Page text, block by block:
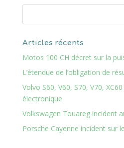
Articles récents
Motos 100 CH décret sur la
L’étendue de l’obligation de
Volvo S60, V60, S70, V70,
électronique
Volkswagen Touareg incident
Porsche Cayenne incident sur